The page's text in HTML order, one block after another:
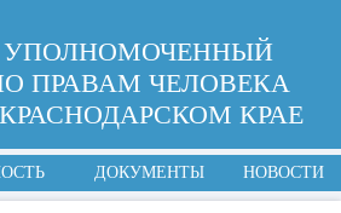
УПОЛНОМОЧЕННЫЙ
ПРАВАМ ЧЕЛОВЕКА
КРАЕ
ДОКУМЕНТЫ НОВОСТИ